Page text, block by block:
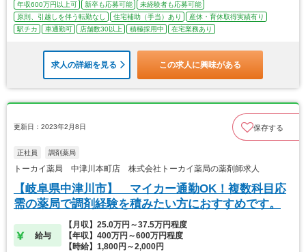
年収600万円以上可 新卒も応募可能
未経験者も応募可能
原則、引越しを伴う転勤なし
住宅補助（手当）あり
産休・育休取得実績有り
駅チカ
車通勤可 店舗数30以上 積極採用中 在宅業務あり
求人の詳細を見る この求人に興味がある
更新日：2023年2月8日 保存する
正社員 調剤薬局
トーカイ薬局 中津川本町店 株式会社トーカイ薬局の薬剤師求人
【岐阜県中津川市】 マイカー通勤OK！複数科目応
需の薬局で調剤経験を積みたい方におすすめです。
給与
【月収】25.0万円～37.5万円程度
【年収】400万円～600万円程度
【時給】1,800円～2,000円